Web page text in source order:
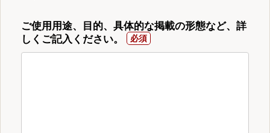
ご使用用途、目的、具体的な掲載の形態など、詳
しくご記入ください。